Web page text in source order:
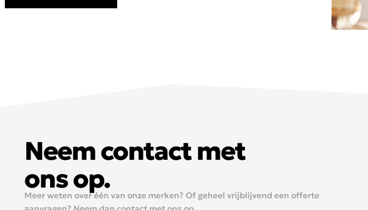
Neem contact met
ons op.
Meer weten over één van onze merken? Of geheel vrijblijvend een offerte